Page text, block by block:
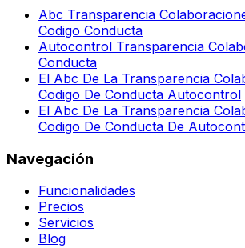
Abc Transparencia
Codigo Conducta
Autocontrol Transparencia
Conducta
El Abc De La Transparencia
Codigo De Conducta Autocontrol
El Abc De La Transparencia
Codigo De Conducta De
Navegación
Funcionalidades
Precios
Servicios
Blog